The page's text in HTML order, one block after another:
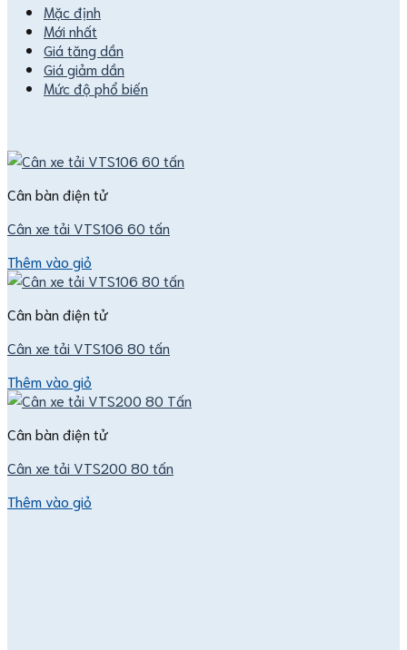
Mặc định
Mới nhất
Giá tăng dần
Giá giảm dần
Mức độ phổ biến
Danh mục sản phẩm
Bộ truyền tín hiệu
Cân kiểm tra trọng lượng Checkweigher
Cân pha sơn Mettler Toledo
Máy phân tích độ dẫn điện
Module cân điện tử
Cân bàn điện tử
Bệ cân điện tử
Cân bàn điện tử
Cân xe tải VTS106 60 tấn
Thêm vào giỏ
Cân bàn điện tử
Cân xe tải VTS106 80 tấn
Thêm vào giỏ
Cân bàn điện tử
Cân xe tải VTS200 80 tấn
Thêm vào giỏ